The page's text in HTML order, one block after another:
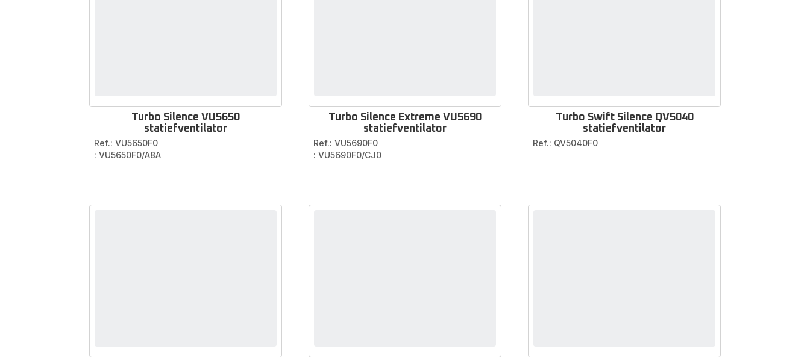
Turbo Silence VU5650
statiefventilator
Ref.: VU5650F0
: VU5650F0/A8A
Turbo Silence Extreme VU5690
statiefventilator
Ref.: VU5690F0
: VU5690F0/CJ0
Turbo Swift Silence QV5040
statiefventilator
Ref.: QV5040F0